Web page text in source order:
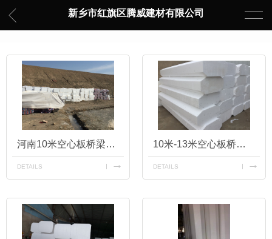
新乡市红旗区腾威建材有限公司
河南10米空心板桥梁内模批发
DETAILS
10米-13米空心板桥梁内模
DETAILS